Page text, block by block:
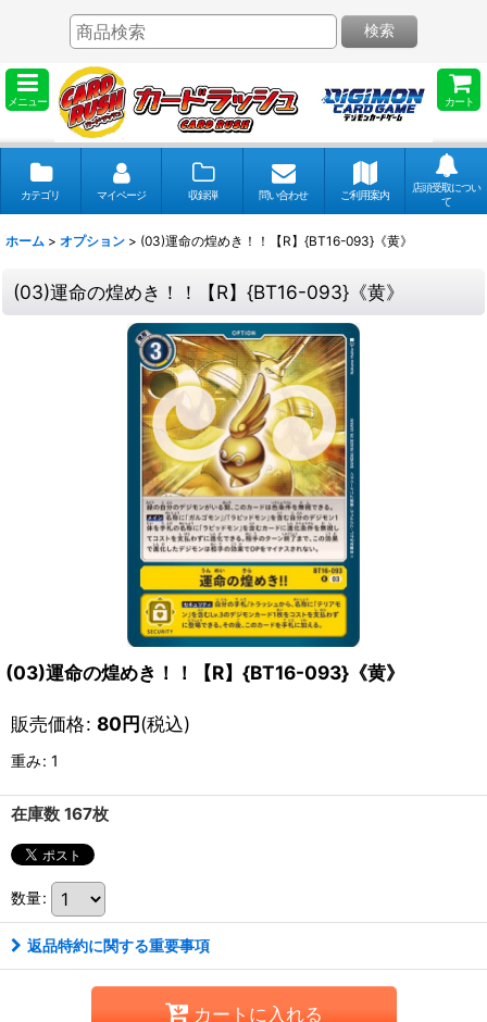
メニュー カート
検索
カテゴリ マイページ 収録弾 問い合わせ ご利用案内
店頭受取につい
て
ホーム > オプション > (03)運命の煌めき！！【R】{BT16-093}《黄》
(03)運命の煌めき！！【R】{BT16-093}《黄》
(03)運命の煌めき！！【R】{BT16-093}《黄》
販売価格: 80円(税込)
重み: 1
在庫数 167枚
数量:
返品特約に関する重要事項
カートに入れる